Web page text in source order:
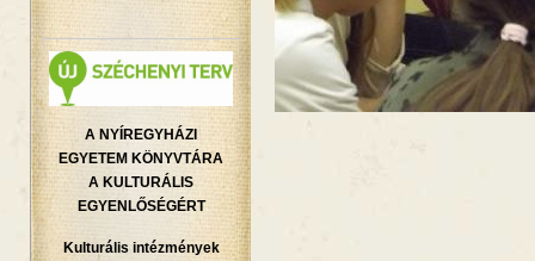
A NYÍREGYHÁZI
EGYETEM KÖNYVTÁRA
A KULTURÁLIS
EGYENLŐSÉGÉRT
Kulturális intézmények